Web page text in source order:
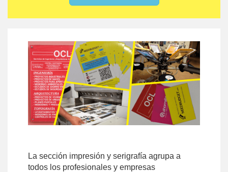
La sección impresión y serigrafía agrupa a
todos los profesionales y empresas